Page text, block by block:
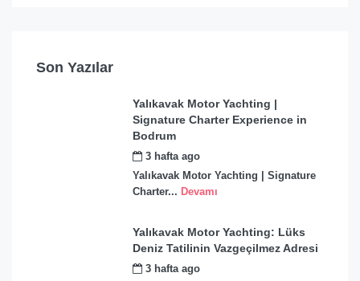
Son Yazılar
Yalıkavak Motor Yachting |
Signature Charter Experience in
Bodrum
3 hafta ago
Yalıkavak Motor Yachting | Signature
Charter... Devamı
Yalıkavak Motor Yachting: Lüks
Deniz Tatilinin Vazgeçilmez Adresi
3 hafta ago